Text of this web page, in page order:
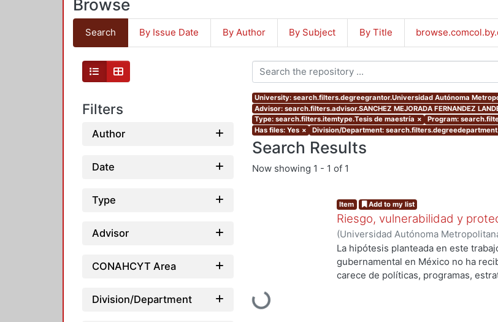
Browse
Search By Issue Date By Author By Subject By Title
Filters
Author
Date
Type
Advisor
CONAHCYT Area
Division/Department
University: search.filters.degreegrantor.Universidad Autónoma
Advisor: search.filters.advisor.SANCHEZ MEJORADA FERNANDEZ
Type: search.filters.itemtype.Tesis de maestría × Program:
Has files: Yes × Division/Department:
Search Results
Now showing 1 - 1 of 1
Loading...
Item Add to my list
Riesgo, vulnerabilidad y
(Universidad Autónoma
de Servicios de Información.,2004-
La hipótesis planteada en este
gubernamental en México no ha
carece de políticas, programas,